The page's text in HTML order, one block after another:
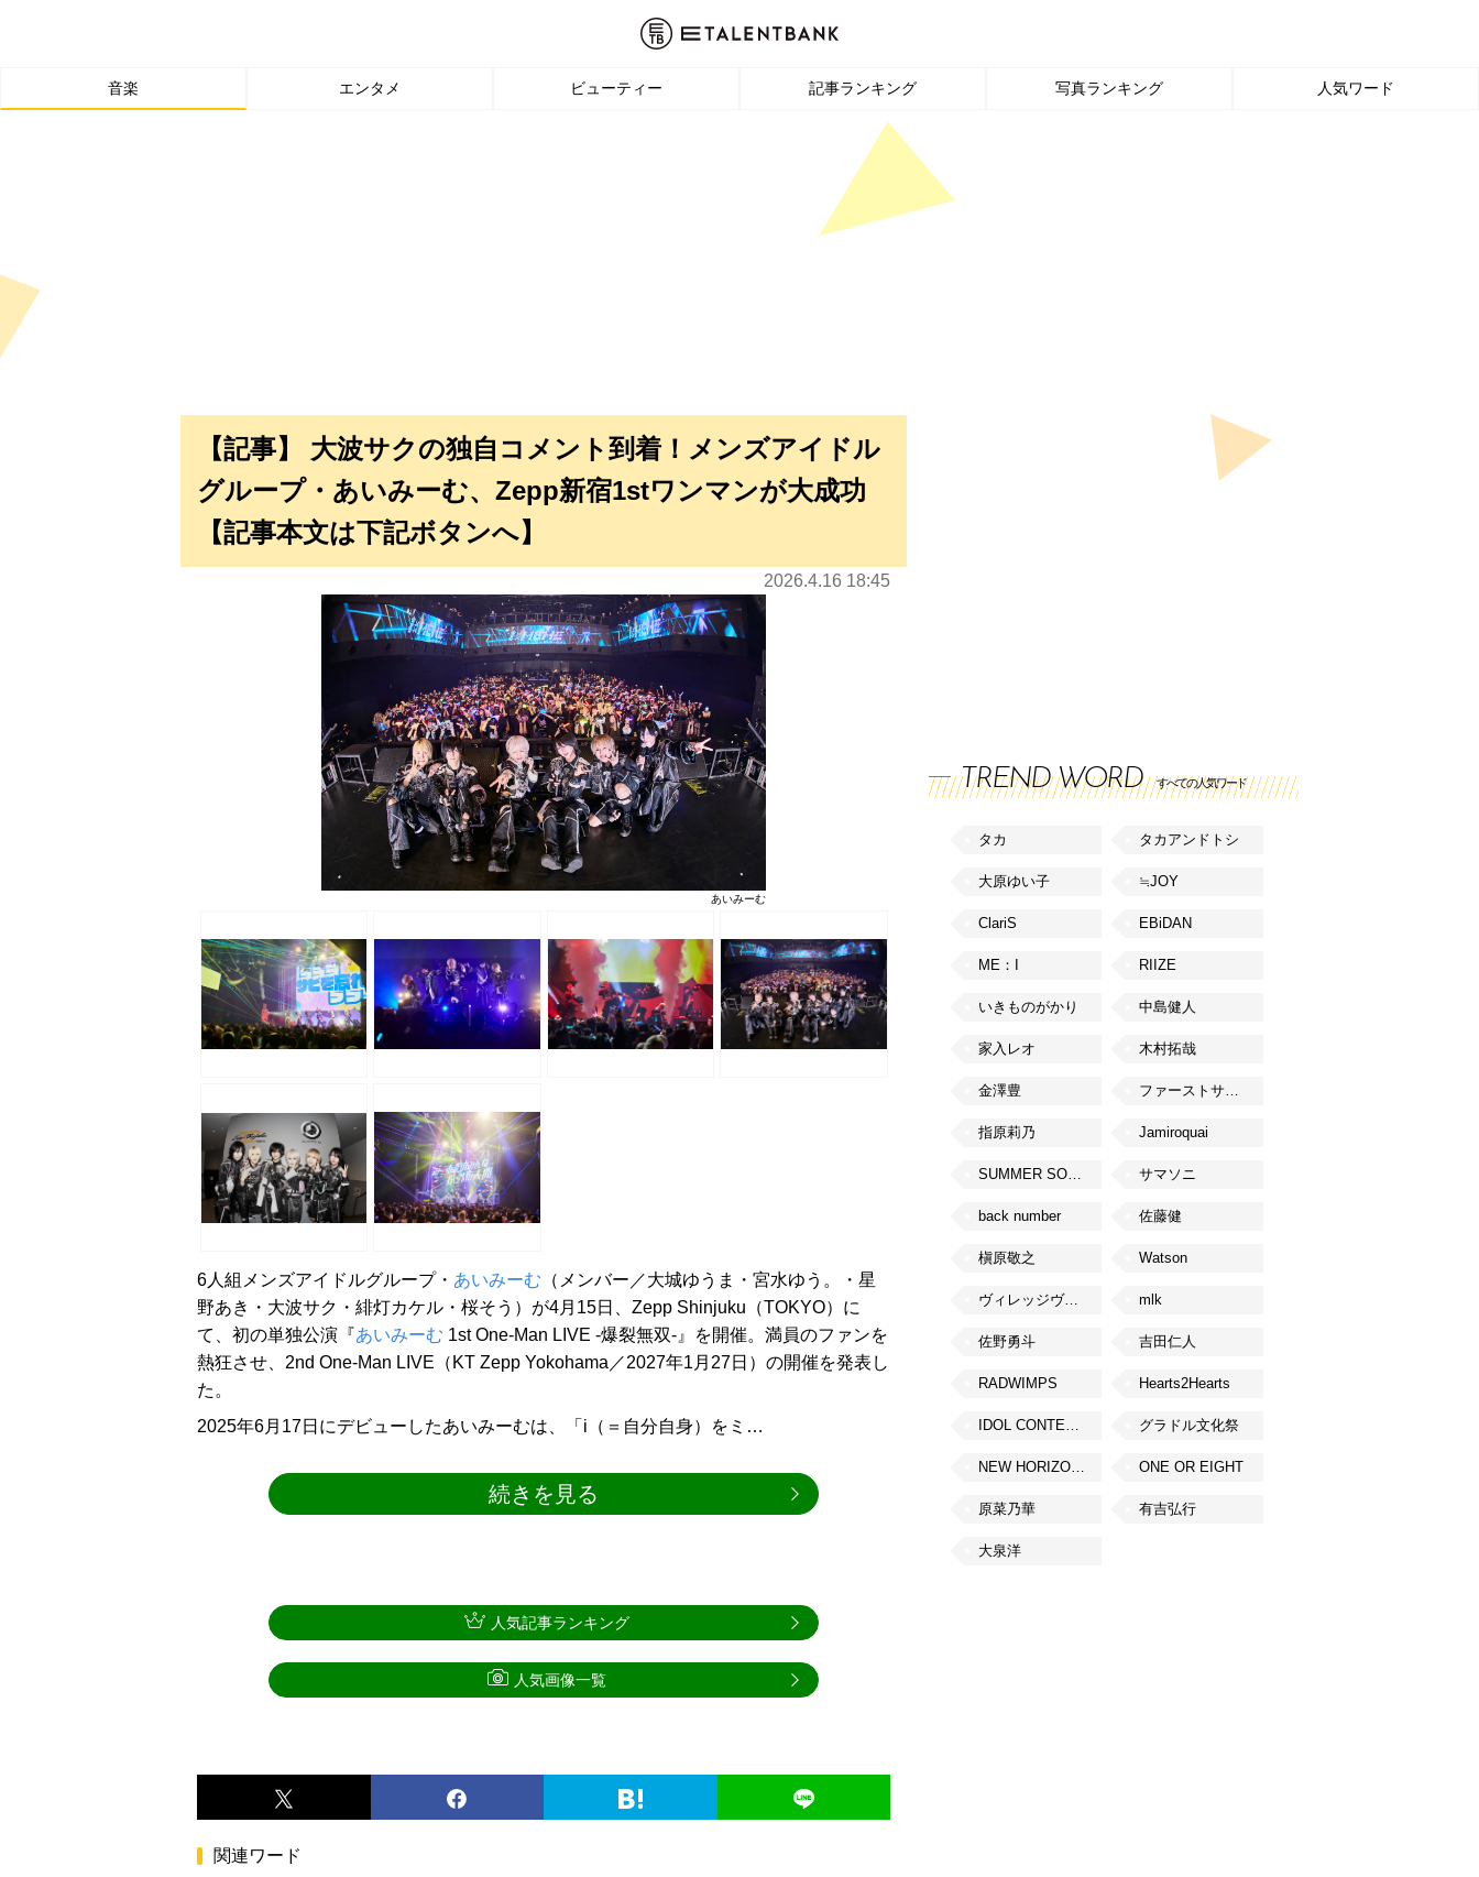
音楽 エンタメ ビューティー 記事ランキング 写真ランキング 人気ワード
【記事】 大波サクの独自コメント到着！メンズアイドル
グループ・あいみーむ、Zepp新宿1stワンマンが大成功
【記事本文は下記ボタンへ】
2026.4.16 18:45
あいみーむ
6人組メンズアイドルグループ・ あいみーむ （メンバー／大城ゆうま・宮水ゆう。・星
野あき・大波サク・緋灯カケル・桜そう）が4月15日、Zepp Shinjuku（TOKYO）に
て、初の単独公演『あいみーむ 1st One-Man LIVE -爆裂無双-』を開催。満員のファンを
熱狂させ、2nd One-Man LIVE（KT Zepp Yokohama／2027年1月27日）の開催を発表し
た。
2025年6月17日にデビューしたあいみーむは、「i（＝自分自身）をミ…
続きを見る
関連ワード
人気記事ランキング
人気画像一覧
TREND WORD すべての人気ワード
タカ タカアンドトシ
大原ゆい子 ≒JOY
ClariS EBiDAN
ME：I RIIZE
いきものがかり 中島健人
家入レオ 木村拓哉
金澤豊 ファーストサマーウイカ
指原莉乃 Jamiroquai
SUMMER SONIC サマソニ
back number 佐藤健
槇原敬之 Watson
ヴィレッジヴァンガード mlk
佐野勇斗 吉田仁人
RADWIMPS Hearts2Hearts
IDOL CONTENT EXPO グラドル文化祭
NEW HORIZON FEST ONE OR EIGHT
原菜乃華 有吉弘行
大泉洋